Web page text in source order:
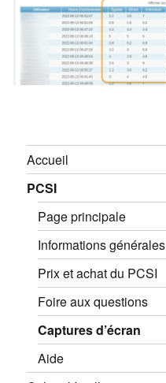
Accueil
PCSI
Page principale
Informations générales
Prix et achat du PCSI
Foire aux questions
Captures d’écran
Aide